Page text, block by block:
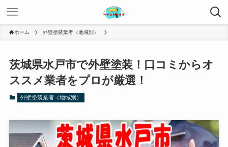
ホーム 外壁塗装業者（地域別）
茨城県水戸市で外壁塗装！口コミからオ
ススメ業者をプロが厳選！
外壁塗装業者（地域別）